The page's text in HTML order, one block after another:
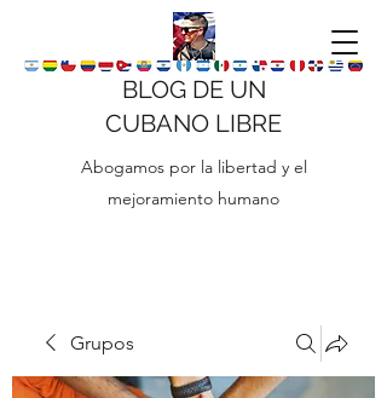
BLOG DE UN
CUBANO LIBRE
Abogamos por la libertad y el
mejoramiento humano
Grupos